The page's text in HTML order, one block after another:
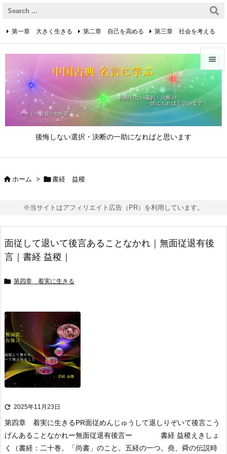
後悔しない選択・決断の一助になればと思います


メニュ

第一章 大きく生きる 第二章 自己を高める 第三章 社会を考える
第四章 着実に生きる 第五章 逆境を乗り越えるための心得
第六章 成功の心得 第七章 人と接するための心得
第八章 リーダーの心得
 ホーム > 書経 益稷
※当サイトはアフィリエイト広告（PR）を利用しています。
面従して退いて後言あることなかれ｜無面従退有後
言｜書経 益稷｜
 第四章 着実に生きる
 2025年11月23日
第四章 着実に生きるPR面従めんじゅうして退しりぞいて後言こう
げんあることなかれー無面従退有後言ー 書経 益稷えきしょ
く
（書経：二十巻。「尚書」のこと。五経の一つ。堯、舜の伝説時